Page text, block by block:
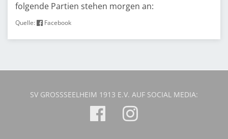
folgende Partien stehen morgen an:
Quelle: Facebook
SV GROSSSEELHEIM 1913 E.V. AUF SOCIAL MEDIA: